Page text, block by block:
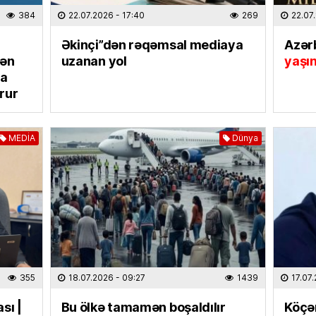
Ceki
TÜRK
384 22.07.2026 - 17:40 269
Əkinçi”dən rəqəmsal mediaya
uzanan yol
MEDİA
355
|
Dünya
18.07.2026 - 09:27 1439
Bu ölkə tamamən boşaldılır